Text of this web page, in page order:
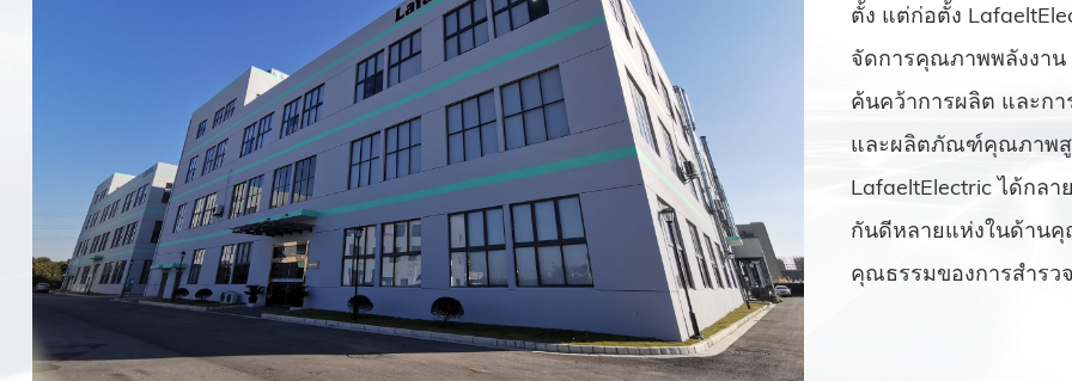
ตั้ง แต่ก่อตั้ง
จัดการคุณภาพพลังงา
ค้นคว้าการผลิต และก
และผลิตภัณฑ์คุณภาพ
LafaeltElectric ได้กล
กันดีหลายแห่งในด้านคุ
คุณธรรมของการสำรว